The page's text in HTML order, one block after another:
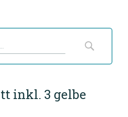
inkl. 3 gelbe